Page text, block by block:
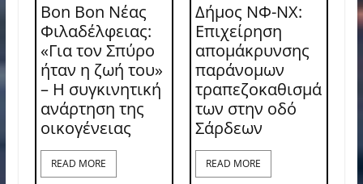
Bon Bon Νέας
Φιλαδέλφειας:
«Για τον Σπύρο
ήταν η ζωή του»
– Η συγκινητική
ανάρτηση της
οικογένειας
READ MORE
Δήμος ΝΦ-ΝΧ:
Επιχείρηση
απομάκρυνσης
παράνομων
τραπεζοκαθισμά
των στην οδό
Σάρδεων
READ MORE